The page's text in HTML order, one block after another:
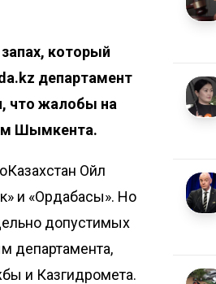
который
департамент
что жалобы на
Шымкента.
Ойл
и «Ордабасы». Но
допустимых
департамента,
и Казгидромета.